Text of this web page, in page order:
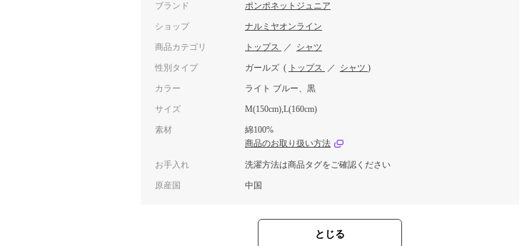
ブランド ポンポネットジュニア
ショップ ナルミヤオンライン
商品カテゴリ トップス ／ シャツ
性別タイプ ガールズ ( トップス ／ シャツ )
カラー ライト ブルー、黒
サイズ M(150cm),L(160cm)
素材
綿100%
商品のお取り扱い方法
お手入れ 洗濯方法は商品タグをご確認ください
原産国 中国
とじる